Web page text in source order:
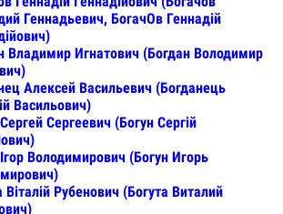
Геннадьевич, БогачОв Геннадій
Владимир Игнатович (Богдан Володимир
Алексей Васильевич (Богданець
Васильович)
Сергеевич (Богун Сергій
Володимирович (Богун Игорь
Віталій Рубенович (Богута Виталий